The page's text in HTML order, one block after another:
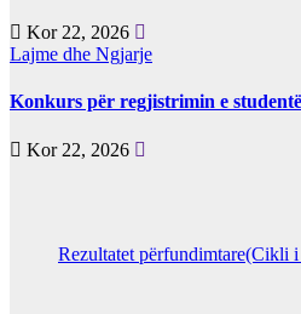
Kor 22, 2026
Lajme dhe Ngjarje
Konkurs për regjistrimin e
Kor 22, 2026
Rezultatet përfundimtare(Cikli